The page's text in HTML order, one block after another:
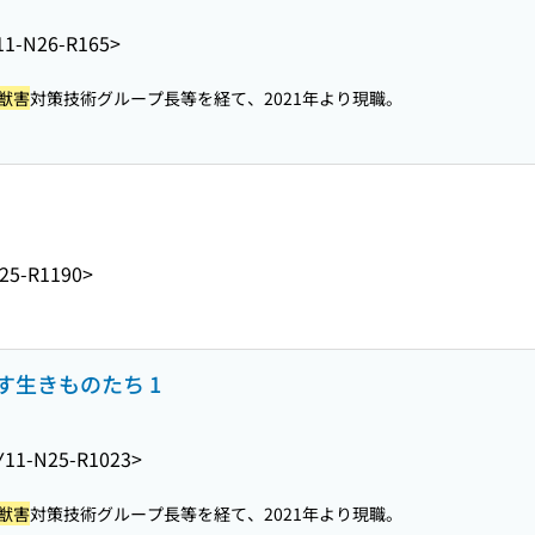
N26-R165>
害対策技術グループ長等を経て、2021年より現職。
R1190>
生きものたち 1
N25-R1023>
害対策技術グループ長等を経て、2021年より現職。